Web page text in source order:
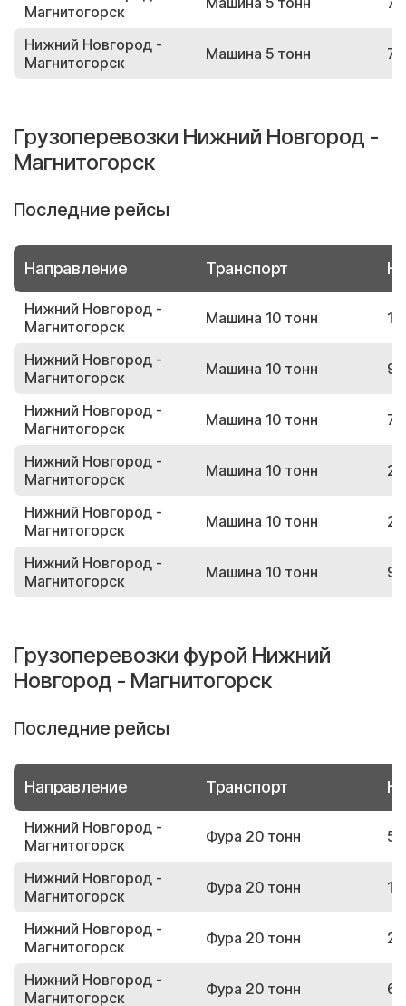
Магнитогорск
Нижний Новгород -
Магнитогорск
Машина 5 тонн
Грузоперевозки Нижний Новгород -
Магнитогорск
Последние рейсы
Направление Транспорт
Нижний Новгород -
Магнитогорск
Машина 10 тонн
Нижний Новгород -
Магнитогорск
Машина 10 тонн
Нижний Новгород -
Магнитогорск
Машина 10 тонн
Нижний Новгород -
Магнитогорск
Машина 10 тонн
Нижний Новгород -
Магнитогорск
Машина 10 тонн
Нижний Новгород -
Магнитогорск
Машина 10 тонн
Грузоперевозки фурой Нижний
Новгород - Магнитогорск
Последние рейсы
Направление Транспорт
Нижний Новгород -
Магнитогорск
Фура 20 тонн
Нижний Новгород -
Магнитогорск
Фура 20 тонн
Нижний Новгород -
Магнитогорск
Фура 20 тонн
Нижний Новгород -
Магнитогорск
Фура 20 тонн